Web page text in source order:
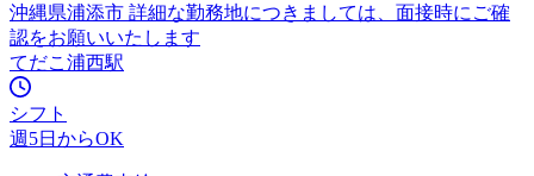
沖縄県浦添市 詳細な勤務地につきましては、面接時にご確
認をお願いいたします
てだこ浦西駅
シフト
週5日からOK